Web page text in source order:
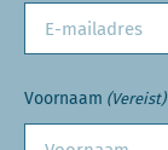
Voornaam (Vereist)